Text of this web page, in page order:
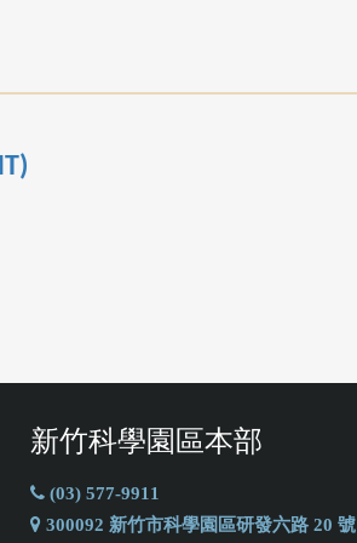
新竹科學園區本部
(03) 577-9911
300092 新竹市科學園區研發六路 20 號